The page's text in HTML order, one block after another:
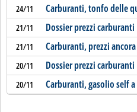
24/11 Carburanti, tonfo delle
21/11 Dossier prezzi carburanti
21/11 Carburanti, prezzi
20/11 Dossier prezzi carburanti
20/11 Carburanti, gasolio self a